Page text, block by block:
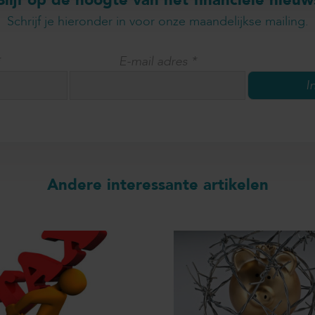
Schrijf je hieronder in voor onze maandelijkse mailing.
E-mail adres *
Andere interessante artikelen